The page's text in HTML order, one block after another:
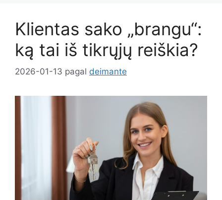
Klientas sako „brangu“:
ką tai iš tikrųjų reiškia?
2026-01-13 pagal deimante